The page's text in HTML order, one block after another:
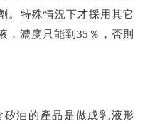
。特殊情況下才採用其它
，濃度只能到 35 ％，否則
油的產品是做成乳液形